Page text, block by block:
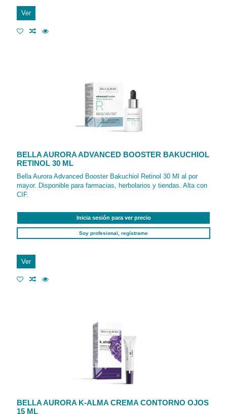
Ver
BELLA AURORA ADVANCED BOOSTER BAKUCHIOL
RETINOL 30 ML
Bella Aurora Advanced Booster Bakuchiol Retinol 30 Ml al por
mayor. Disponible para farmacias, herbolarios y tiendas. Alta con
CIF.
Inicia sesión para ver precio
Soy profesional, regístrame
Ver
BELLA AURORA K-ALMA CREMA CONTORNO OJOS
15 ML